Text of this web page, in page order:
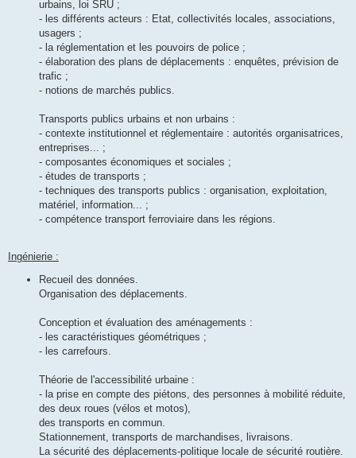
urbains, loi SRU ;
- les différents acteurs : Etat, collectivités locales, associations,
usagers ;
- la réglementation et les pouvoirs de police ;
- élaboration des plans de déplacements : enquêtes, prévision de
trafic ;
- notions de marchés publics.
Transports publics urbains et non urbains :
- contexte institutionnel et réglementaire : autorités organisatrices,
entreprises... ;
- composantes économiques et sociales ;
- études de transports ;
- techniques des transports publics : organisation, exploitation,
matériel, information... ;
- compétence transport ferroviaire dans les régions.
Ingénierie :
Recueil des données.
Organisation des déplacements.
Conception et évaluation des aménagements :
- les caractéristiques géométriques ;
- les carrefours.
Théorie de l'accessibilité urbaine :
- la prise en compte des piétons, des personnes à mobilité réduite,
des deux roues (vélos et motos),
des transports en commun.
Stationnement, transports de marchandises, livraisons.
La sécurité des déplacements-politique locale de sécurité routière.